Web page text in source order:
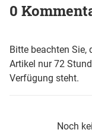
0
Bitte beachten
Artikel nur 72
Verfügung steht.
Noch